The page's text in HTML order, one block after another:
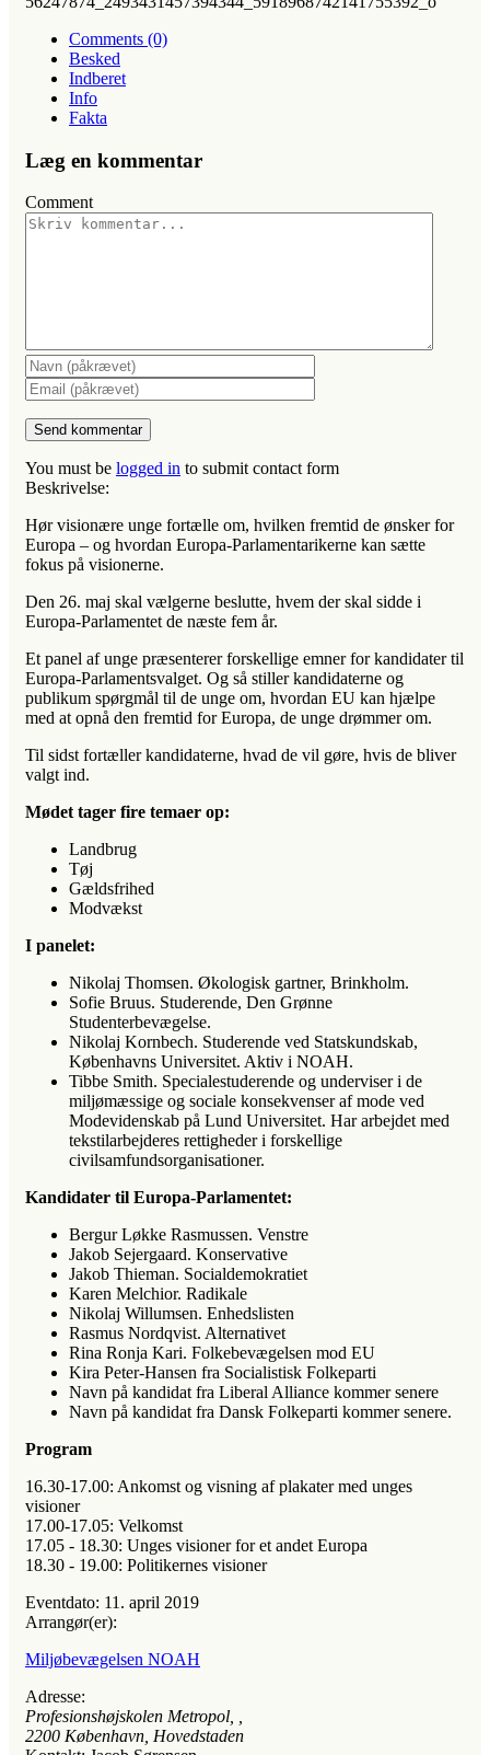
Comments (0)
Besked
Indberet
Info
Fakta
Læg en kommentar
Comment
You must be logged in to submit contact form
Beskrivelse:
Hør visionære unge fortælle om, hvilken fremtid de ønsker for
Europa – og hvordan Europa-Parlamentarikerne kan sætte
fokus på visionerne.
Den 26. maj skal vælgerne beslutte, hvem der skal sidde i
Europa-Parlamentet de næste fem år.
Et panel af unge præsenterer forskellige emner for kandidater til
Europa-Parlamentsvalget. Og så stiller kandidaterne og
publikum spørgmål til de unge om, hvordan EU kan hjælpe
med at opnå den fremtid for Europa, de unge drømmer om.
Til sidst fortæller kandidaterne, hvad de vil gøre, hvis de bliver
valgt ind.
Mødet tager fire temaer op:
Landbrug
Tøj
Gældsfrihed
Modvækst
I panelet:
Nikolaj Thomsen. Økologisk gartner, Brinkholm.
Sofie Bruus. Studerende, Den Grønne
Studenterbevægelse.
Nikolaj Kornbech. Studerende ved Statskundskab,
Københavns Universitet. Aktiv i NOAH.
Tibbe Smith. Specialestuderende og underviser i de
miljømæssige og sociale konsekvenser af mode ved
Modevidenskab på Lund Universitet. Har arbejdet med
tekstilarbejderes rettigheder i forskellige
civilsamfundsorganisationer.
Kandidater til Europa-Parlamentet:
Bergur Løkke Rasmussen. Venstre
Jakob Sejergaard. Konservative
Jakob Thieman. Socialdemokratiet
Karen Melchior. Radikale
Nikolaj Willumsen. Enhedslisten
Rasmus Nordqvist. Alternativet
Rina Ronja Kari. Folkebevægelsen mod EU
Kira Peter-Hansen fra Socialistisk Folkeparti
Navn på kandidat fra Liberal Alliance kommer senere
Navn på kandidat fra Dansk Folkeparti kommer senere.
Program
16.30-17.00: Ankomst og visning af plakater med unges
visioner
17.00-17.05: Velkomst
17.05 - 18.30: Unges visioner for et andet Europa
18.30 - 19.00: Politikernes visioner
Eventdato: 11. april 2019
Arrangør(er):
Miljøbevægelsen NOAH
Adresse:
Profesionshøjskolen Metropol
2200 København, Hovedstaden